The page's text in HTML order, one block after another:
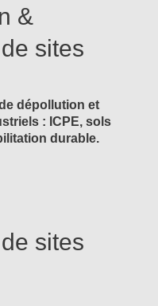
&
sites
dépollution et
: ICPE, sols
durable.
sites